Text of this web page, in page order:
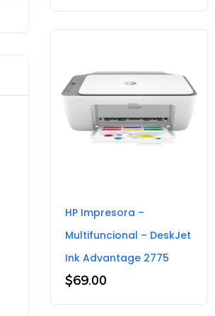
HP Impresora –
Multifuncional – DeskJet
Ink Advantage 2775
$69.00